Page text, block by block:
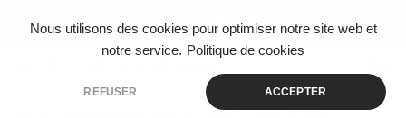
Nous utilisons des cookies pour optimiser notre site web et
notre service. Politique de cookies
REFUSER ACCEPTER
Skip to content